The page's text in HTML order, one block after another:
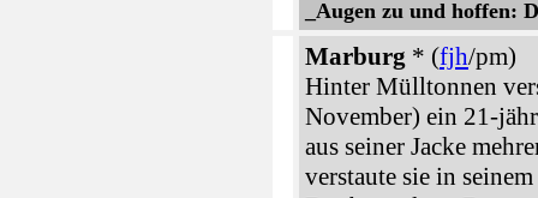
_Augen zu und hoffen:
Marburg * (fjh/pm)
Hinter Mülltonnen
November) ein 21-
aus seiner Jacke
verstaute sie in